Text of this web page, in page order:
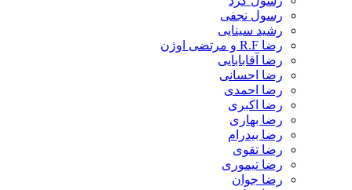
رسول نجفی
رشید سینایی
رضا R.F و مرتضی اوژن
رضا آقابابایی
رضا احسانی
رضا احمدی
رضا اکبری
رضا بهاری
رضا بیدرام
رضا تقوی
رضا تیموری
رضا جوان